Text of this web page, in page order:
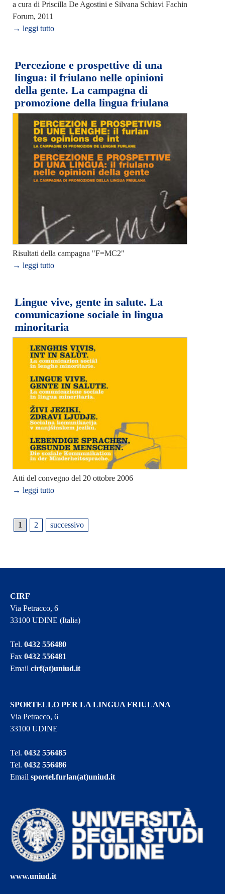
a cura di Priscilla De Agostini e Silvana Schiavi Fachin
Forum, 2011
→ leggi tutto
Percezione e prospettive di una
lingua: il friulano nelle opinioni
della gente. La campagna di
promozione della lingua friulana
Risultati della campagna "F=MC2"
→ leggi tutto
Lingue vive, gente in salute. La
comunicazione sociale in lingua
minoritaria
Atti del convegno del 20 ottobre 2006
→ leggi tutto
1 2 successivo
CIRF
Via Petracco, 6
33100 UDINE (Italia)
Tel.0432 556480
Fax0432 556481
Emailcirf(at)uniud.it
SPORTELLO PER LA LINGUA FRIULANA
Via Petracco, 6
33100 UDINE
Tel.0432 556485
Tel.0432 556486
Emailsportel.furlan(at)uniud.it
www.uniud.it